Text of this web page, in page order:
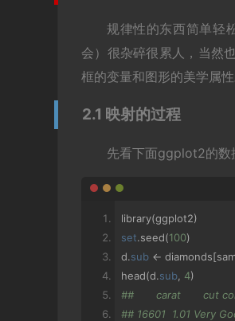
规律性的东西简单轻
会）很杂碎很累人，当然
框的变量和图形的美学属性
2.1 映射的过程
先看下面ggplot2的数
library(ggplot2)
set.seed(100)
d.sub <- diamonds[
head(d.sub 4)
##       carat       cut
## 16601  1.01 Very